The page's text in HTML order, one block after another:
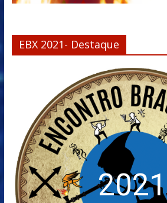
EBX 2021- Destaque
2021